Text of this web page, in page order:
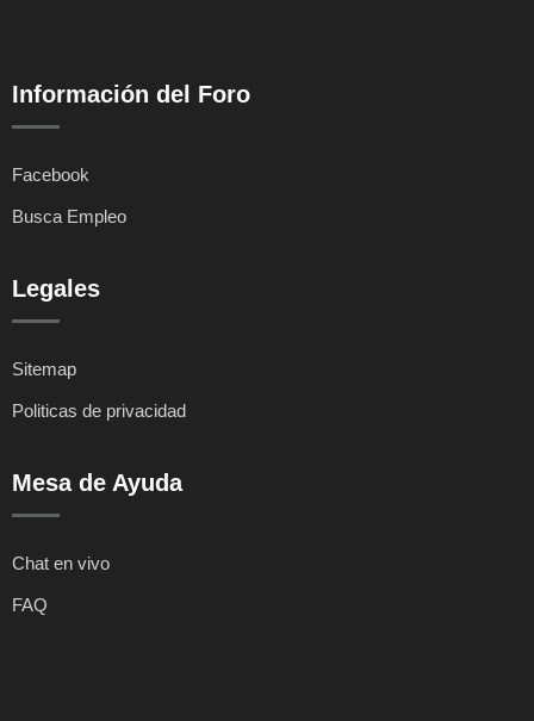
Información del Foro
Facebook
Busca Empleo
Legales
Sitemap
Politicas de privacidad
Mesa de Ayuda
Chat en vivo
FAQ